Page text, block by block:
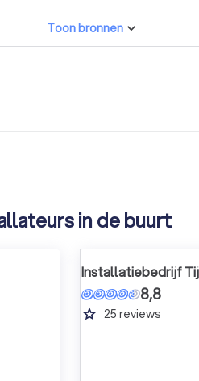
Toon bronnen
in de buurt
Installatiebedrijf
8,8
grade 25 reviews